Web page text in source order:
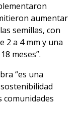
aumentar
semillas, con
2 a 4 mm y una
meses”.
“es una
comunidades